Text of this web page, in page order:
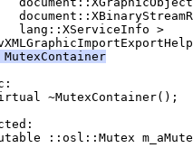
lang::XServiceInfo >
MutexContainer
::osl::Mutex